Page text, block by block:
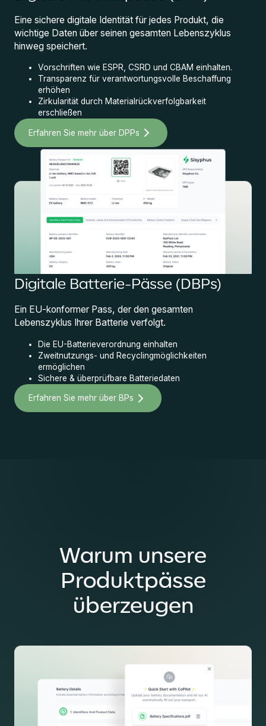
Eine sichere digitale Identität für jedes Produkt, die
wichtige Daten über seinen gesamten Lebenszyklus
hinweg speichert.
Vorschriften wie ESPR, CSRD und CBAM einhalten.
Transparenz für verantwortungsvolle Beschaffung
erhöhen
Zirkularität durch Materialrückverfolgbarkeit
erschließen
Erfahren Sie mehr über DPPs
Digitale Batterie-Pässe (DBPs)
Ein EU-konformer Pass, der den gesamten
Lebenszyklus Ihrer Batterie verfolgt.
Die EU-Batterieverordnung einhalten
Zweitnutzungs- und Recyclingmöglichkeiten
ermöglichen
Sichere & überprüfbare Batteriedaten
Erfahren Sie mehr über BPs
Warum unsere
Produktpässe
überzeugen